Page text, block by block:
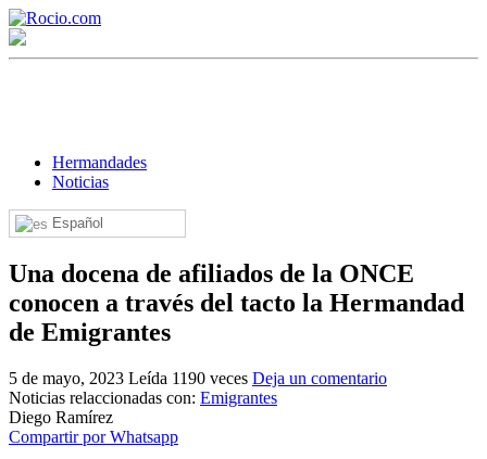
Hermandades
Noticias
Español
Una docena de afiliados de la ONCE
conocen a través del tacto la Hermandad
de Emigrantes
5 de mayo, 2023 Leída 1190 veces Deja un comentario
Noticias relaccionadas con: Emigrantes
Diego Ramírez
Compartir por Whatsapp
¡Bienvenido! Soy el asistente virtual de rocio.com.
¿En qué puedo ayudarte?
Historia de la Virgen del Rocío
¿Cuándo es la romería del Rocío?
¿Cuántas hermandades participan en la romería?